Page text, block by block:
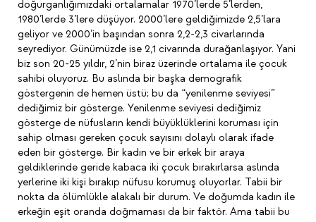
doğurganlığımızdaki ortalamalar 1970’lerde 5’lerden,
1980’lerde 3’lere düşüyor. 2000’lere geldiğimizde 2,5’lara
geliyor ve 2000’in başından sonra 2,2-2,3 civarlarında
seyrediyor. Günümüzde ise 2,1 civarında durağanlaşıyor. Yani
biz son 20-25 yıldır, 2’nin biraz üzerinde ortalama ile çocuk
sahibi oluyoruz. Bu aslında bir başka demografik
göstergenin de hemen üstü; bu da “yenilenme seviyesi”
dediğimiz bir gösterge. Yenilenme seviyesi dediğimiz
gösterge de nüfusların kendi büyüklüklerini koruması için
sahip olması gereken çocuk sayısını dolaylı olarak ifade
eden bir gösterge. Bir kadın ve bir erkek bir araya
geldiklerinde geride kabaca iki çocuk bırakırlarsa aslında
yerlerine iki kişi bırakıp nüfusu korumuş oluyorlar. Tabii bir
nokta da ölümlükle alakalı bir durum. Ve doğumda kadın ile
erkeğin eşit oranda doğmaması da bir faktör. Ama tabii bu